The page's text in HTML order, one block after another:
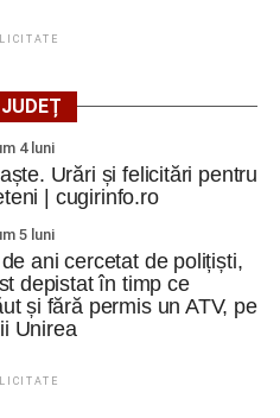
4 luni
Urări și felicitări pentru
| cugirinfo.ro
5 luni
ani cercetat de polițiști,
depistat în timp ce
și fără permis un ATV, pe
Unirea